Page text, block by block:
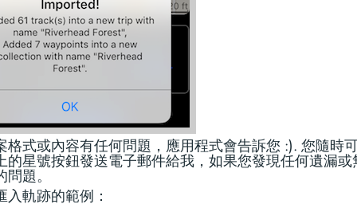
格式或內容有任何問題，應用程式會告訴您 :). 您隨時
的星號按鈕發送電子郵件給我，如果您發現任何遺漏或
題。
入軌跡的範例：